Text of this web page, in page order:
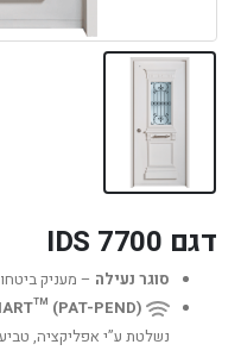
דגם IDS 7700
סוגר נעילה – מעניק
(PAT-PEND)
נשלטת ע”י אפליקציה,